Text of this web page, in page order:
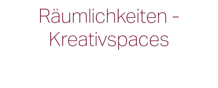
Räumlichkeiten -
Kreativspaces